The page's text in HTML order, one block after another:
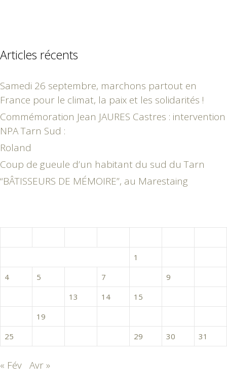
Articles récents
Samedi 26 septembre, marchons partout en
France pour le climat, la paix et les solidarités !
Commémoration Jean JAURES Castres : intervention
NPA Tarn Sud :
Roland
Coup de gueule d’un habitant du sud du Tarn
“BÂTISSEURS DE MÉMOIRE”, au Marestaing
1
4
5 7 9
13 14 15
19
25
29 30 31
« Fév Avr »